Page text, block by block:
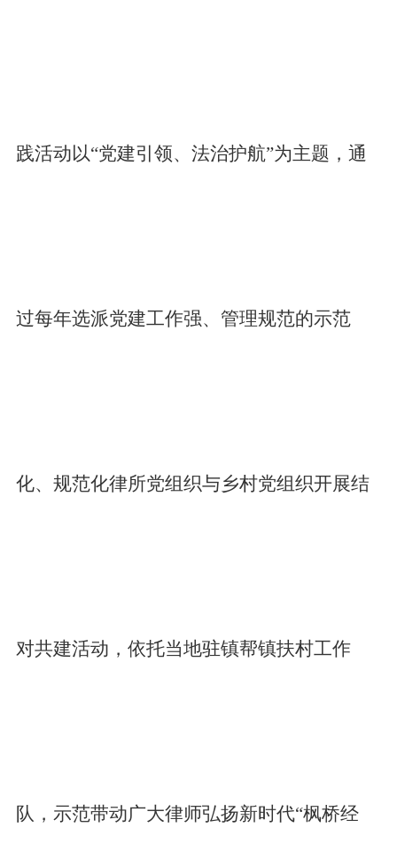
践活动以“党建引领、法治护航”为主题，通
过每年选派党建工作强、管理规范的示范
化、规范化律所党组织与乡村党组织开展结
对共建活动，依托当地驻镇帮镇扶村工作
队，示范带动广大律师弘扬新时代“枫桥经